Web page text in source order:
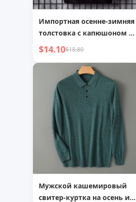
Импортная осенне-зимняя
толстовка с капюшоном с
длинным рукавом, 3D-
цифровая печать, модная
толстовка с улыбкой
дьявола для мужчин,
оптом
$14.10$18.80
Мужской кашемировый
свитер-куртка на осень и